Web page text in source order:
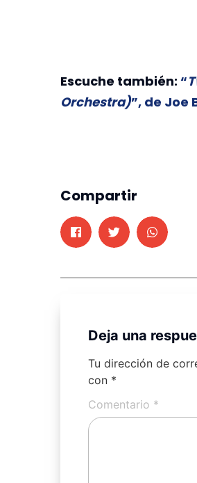
Escuche también: “
Orchestra)”, de Joe
Compartir
Deja una
Tu dirección de
con *
Comentario *